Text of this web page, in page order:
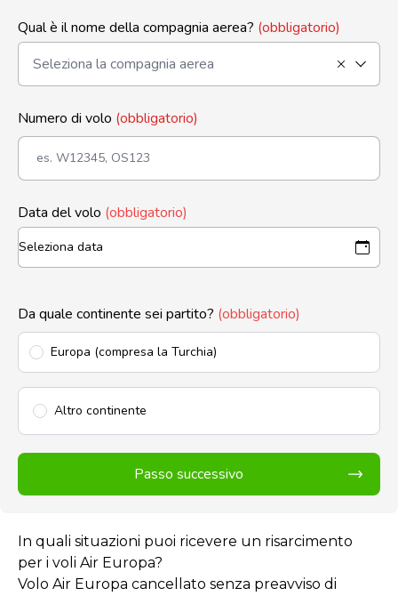
Qual è il nome della compagnia aerea? (obbligatorio)
Numero di volo (obbligatorio)
Data del volo (obbligatorio)
Da quale continente sei partito? (obbligatorio)
Europa (compresa la Turchia)
Altro continente
Passo successivo
In quali situazioni puoi ricevere un risarcimento
per i voli Air Europa?
Volo Air Europa cancellato senza preavviso di